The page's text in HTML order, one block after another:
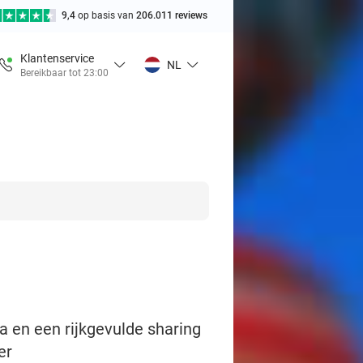
9,4 op basis van 206.011 reviews
Klantenservice
Bereikbaar tot 23:00
NL
en een rijkgevulde sharing